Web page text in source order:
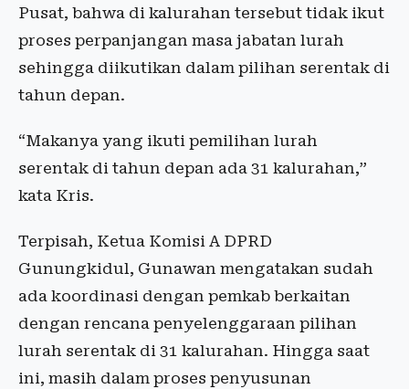
Pusat, bahwa di kalurahan tersebut tidak ikut
proses perpanjangan masa jabatan lurah
sehingga diikutikan dalam pilihan serentak di
tahun depan.
“Makanya yang ikuti pemilihan lurah
serentak di tahun depan ada 31 kalurahan,”
kata Kris.
Terpisah, Ketua Komisi A DPRD
Gunungkidul, Gunawan mengatakan sudah
ada koordinasi dengan pemkab berkaitan
dengan rencana penyelenggaraan pilihan
lurah serentak di 31 kalurahan. Hingga saat
ini, masih dalam proses penyusunan